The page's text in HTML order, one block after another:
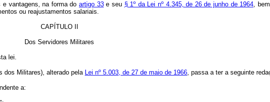
e vantagens, na forma doartigo 33e seu § 1º da Lei nº 4.345, de 26 de junho de 1964,
ou reajustamentos salariais.
CAPÍTULO II
Dos Servidores Militares
lei.
dos Militares), alterado pela Lei nº 5.003, de 27 de maio de 1966, passa a ter a seguinte
a: